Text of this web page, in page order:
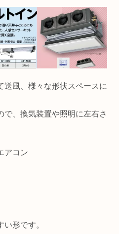
送風、様々な形状スペースに
で、換気装置や照明に左右さ
アコン
形です。